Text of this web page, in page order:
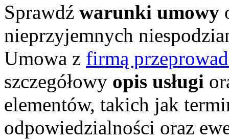
Sprawdź warunki umowy
nieprzyjemnych
Umowa z firmą
szczegółowy opis usługi
elementów, takich jak
odpowiedzialności oraz